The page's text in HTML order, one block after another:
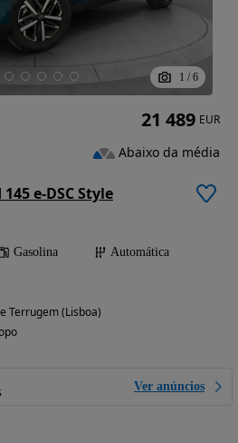
1 / 6
e-DSC Style
Gasolina
Automática
Terrugem (Lisboa)
Ver anúncios
21 489 EUR
Abaixo da média